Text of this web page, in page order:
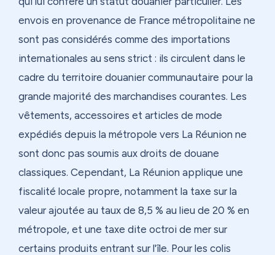
envois en provenance de France métropolitaine ne
sont pas considérés comme des importations
internationales au sens strict : ils circulent dans le
cadre du territoire douanier communautaire pour la
grande majorité des marchandises courantes. Les
vêtements, accessoires et articles de mode
expédiés depuis la métropole vers La Réunion ne
sont donc pas soumis aux droits de douane
classiques. Cependant, La Réunion applique une
fiscalité locale propre, notamment la taxe sur la
valeur ajoutée au taux de 8,5 % au lieu de 20 % en
métropole, et une taxe dite octroi de mer sur
certains produits entrant sur l'île. Pour les colis